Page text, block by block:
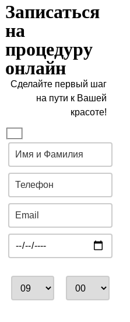
Записаться
на
процедуру
онлайн
Сделайте первый шаг
на пути к Вашей
красоте!